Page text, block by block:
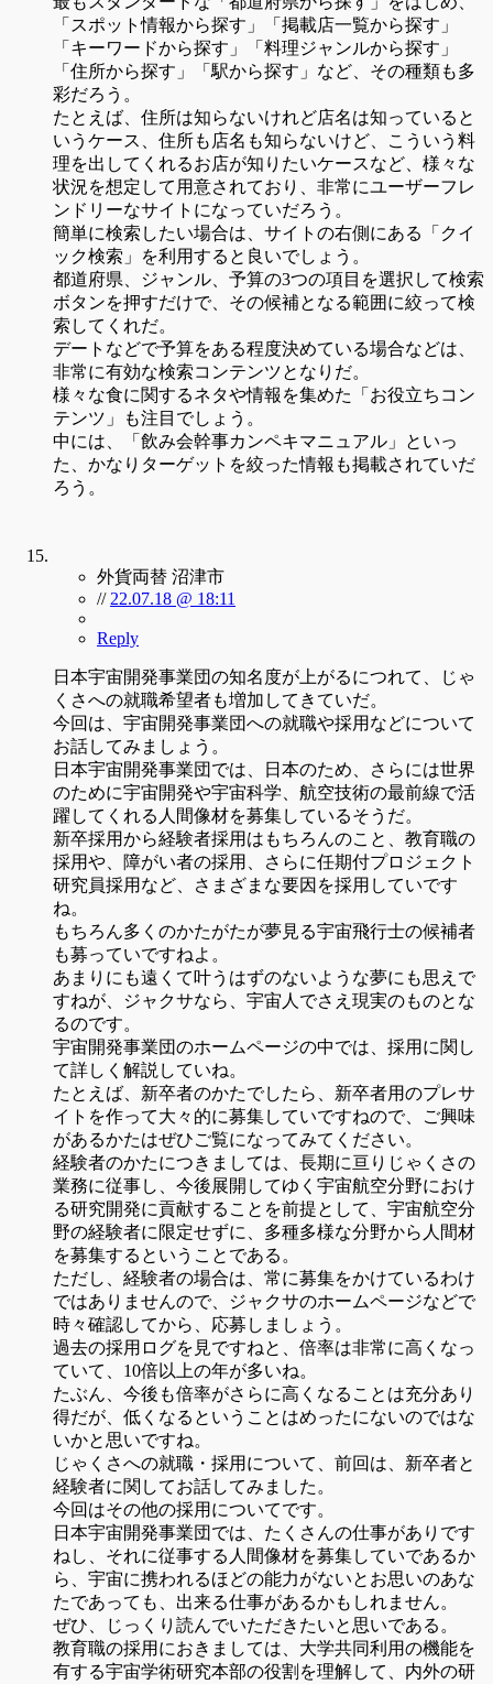
「スポット情報から探す」「掲載店一覧から探す」
「キーワードから探す」「料理ジャンルから探す」
「住所から探す」「駅から探す」など、その種類も多
彩だろう。
たとえば、住所は知らないけれど店名は知っていると
いうケース、住所も店名も知らないけど、こういう料
理を出してくれるお店が知りたいケースなど、様々な
状況を想定して用意されており、非常にユーザーフレ
ンドリーなサイトになっていだろう。
簡単に検索したい場合は、サイトの右側にある「クイ
ック検索」を利用すると良いでしょう。
都道府県、ジャンル、予算の3つの項目を選択して検索
ボタンを押すだけで、その候補となる範囲に絞って検
索してくれだ。
デートなどで予算をある程度決めている場合などは、
非常に有効な検索コンテンツとなりだ。
様々な食に関するネタや情報を集めた「お役立ちコン
テンツ」も注目でしょう。
中には、「飲み会幹事カンペキマニュアル」といっ
た、かなりターゲットを絞った情報も掲載されていだ
ろう。
外貨両替 沼津市
// 22.07.18 @ 18:11
Reply
日本宇宙開発事業団の知名度が上がるにつれて、じゃ
くさへの就職希望者も増加してきていだ。
今回は、宇宙開発事業団への就職や採用などについて
お話してみましょう。
日本宇宙開発事業団では、日本のため、さらには世界
のために宇宙開発や宇宙科学、航空技術の最前線で活
躍してくれる人間像材を募集しているそうだ。
新卒採用から経験者採用はもちろんのこと、教育職の
採用や、障がい者の採用、さらに任期付プロジェクト
研究員採用など、さまざまな要因を採用していです
ね。
もちろん多くのかたがたが夢見る宇宙飛行士の候補者
も募っていですねよ。
あまりにも遠くて叶うはずのないような夢にも思えで
すねが、ジャクサなら、宇宙人でさえ現実のものとな
るのです。
宇宙開発事業団のホームページの中では、採用に関し
て詳しく解説していね。
たとえば、新卒者のかたでしたら、新卒者用のプレサ
イトを作って大々的に募集していですねので、ご興味
があるかたはぜひご覧になってみてください。
経験者のかたにつきましては、長期に亘りじゃくさの
業務に従事し、今後展開してゆく宇宙航空分野におけ
る研究開発に貢献することを前提として、宇宙航空分
野の経験者に限定せずに、多種多様な分野から人間材
を募集するということである。
ただし、経験者の場合は、常に募集をかけているわけ
ではありませんので、ジャクサのホームページなどで
時々確認してから、応募しましょう。
過去の採用ログを見ですねと、倍率は非常に高くなっ
ていて、10倍以上の年が多いね。
たぶん、今後も倍率がさらに高くなることは充分あり
得だが、低くなるということはめったにないのではな
いかと思いですね。
じゃくさへの就職・採用について、前回は、新卒者と
経験者に関してお話してみました。
今回はその他の採用についてです。
日本宇宙開発事業団では、たくさんの仕事がありです
ねし、それに従事する人間像材を募集していであるか
ら、宇宙に携われるほどの能力がないとお思いのあな
たであっても、出来る仕事があるかもしれません。
ぜひ、じっくり読んでいただきたいと思いである。
教育職の採用におきましては、大学共同利用の機能を
有する宇宙学術研究本部の役割を理解して、内外の研